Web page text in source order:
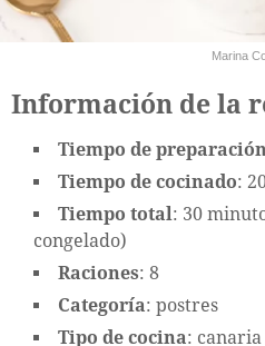
Marina
Información de la
Tiempo de preparación
Tiempo de cocinado:
Tiempo total : 30
congelado)
Raciones: 8
Categoría: postres
Tipo de cocina: canaria